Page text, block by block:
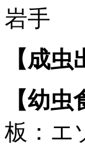
岩手
【成虫
【幼虫
板：エ